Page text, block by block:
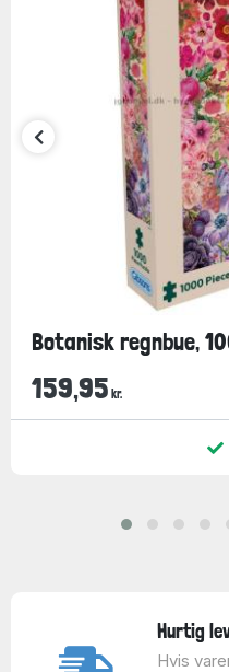
Botanisk regnbue,
159,95 kr.
Hurtig
Hvis